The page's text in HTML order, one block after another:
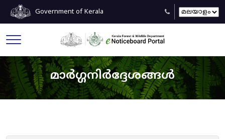
Government of Kerala
മാർഗ്ഗനിർദ്ദേശങ്ങൾ